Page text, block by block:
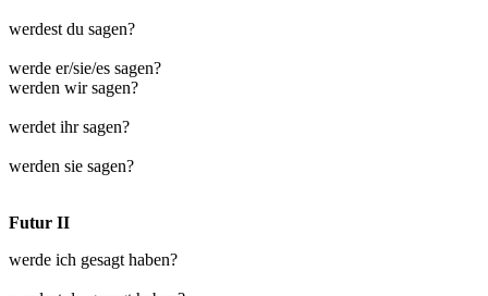
werdest du sagen?
werde er/sie/es sagen?
werden wir sagen?
werdet ihr sagen?
werden sie sagen?
Futur II
werde ich gesagt haben?